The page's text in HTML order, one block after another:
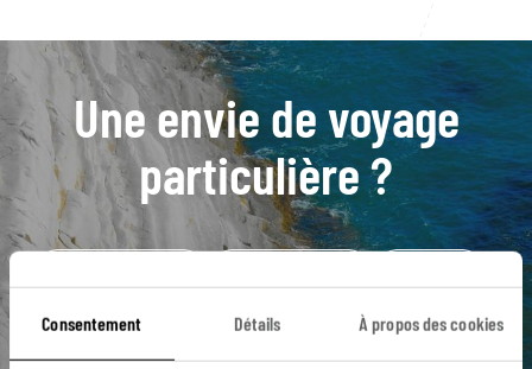
Consentement Détails À propos des cookies
Une envie de voyage
particulière ?
Colisée
Piazza di Spagna Quartier du Trastevere Vatican